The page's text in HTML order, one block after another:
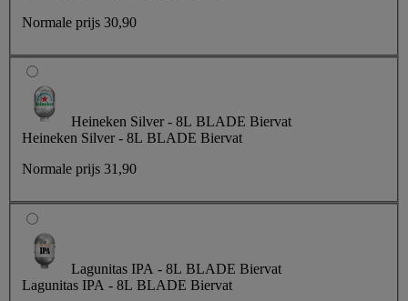
Normale prijs 30,90
Heineken Silver - 8L BLADE Biervat
Heineken Silver - 8L BLADE Biervat
Normale prijs 31,90
Lagunitas IPA - 8L BLADE Biervat
Lagunitas IPA - 8L BLADE Biervat